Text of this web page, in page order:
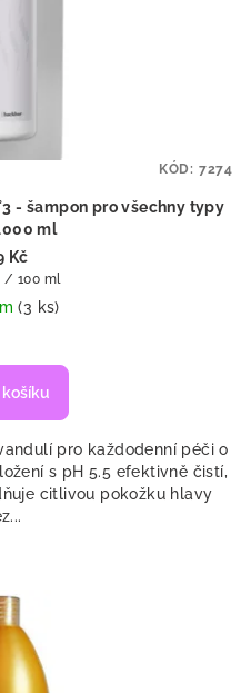
- šampon pro všechny typy
ml
Kč
/ 100 ml
(3 ks)
košíku
pro každodenní péči o
s pH 5.5 efektivně čistí,
citlivou pokožku hlavy
KÓD: 7274